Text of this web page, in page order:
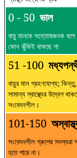
0 - 50 ভাল
বায়ু মানকে সন্তোষজনক বলে
কোন ঝুঁকিই থাকছে না
51 -100
বায়ুর মান গ্রহণযোগ্য;
সামান্য স্বাস্থ্যের উদ্বেগ
সংবেদনশীল।
101-150
সংবেদনশীল গ্রুপের সদস্যরা
হতে পারে না।